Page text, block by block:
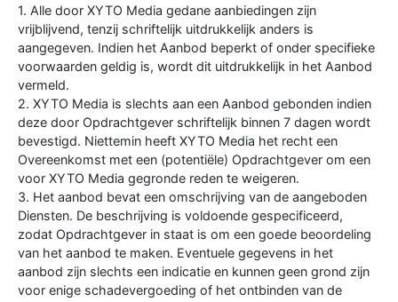
1. Alle door XYTO Media gedane aanbiedingen zijn
vrijblijvend, tenzij schriftelijk uitdrukkelijk anders is
aangegeven. Indien het Aanbod beperkt of onder specifieke
voorwaarden geldig is, wordt dit uitdrukkelijk in het Aanbod
vermeld.
2. XYTO Media is slechts aan een Aanbod gebonden indien
deze door Opdrachtgever schriftelijk binnen 7 dagen wordt
bevestigd. Niettemin heeft XYTO Media het recht een
Overeenkomst met een (potentiële) Opdrachtgever om een
voor XYTO Media gegronde reden te weigeren.
3. Het aanbod bevat een omschrijving van de aangeboden
Diensten. De beschrijving is voldoende gespecificeerd,
zodat Opdrachtgever in staat is om een goede beoordeling
van het aanbod te maken. Eventuele gegevens in het
aanbod zijn slechts een indicatie en kunnen geen grond zijn
voor enige schadevergoeding of het ontbinden van de